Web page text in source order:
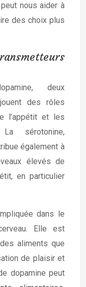
nous aider à
des choix plus
deux
des rôles
l’appétit et les
La sérotonine,
également à
élevés de
en particulier
dans le
Elle est
aliments que
de plaisir et
dopamine peut